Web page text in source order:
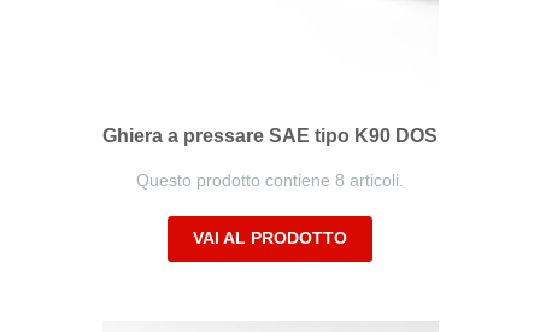
Ghiera a pressare SAE tipo K90 DOS
Questo prodotto contiene 8 articoli.
VAI AL PRODOTTO